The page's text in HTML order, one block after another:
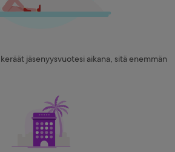
jäsenyysvuotesi aikana, sitä enemmän